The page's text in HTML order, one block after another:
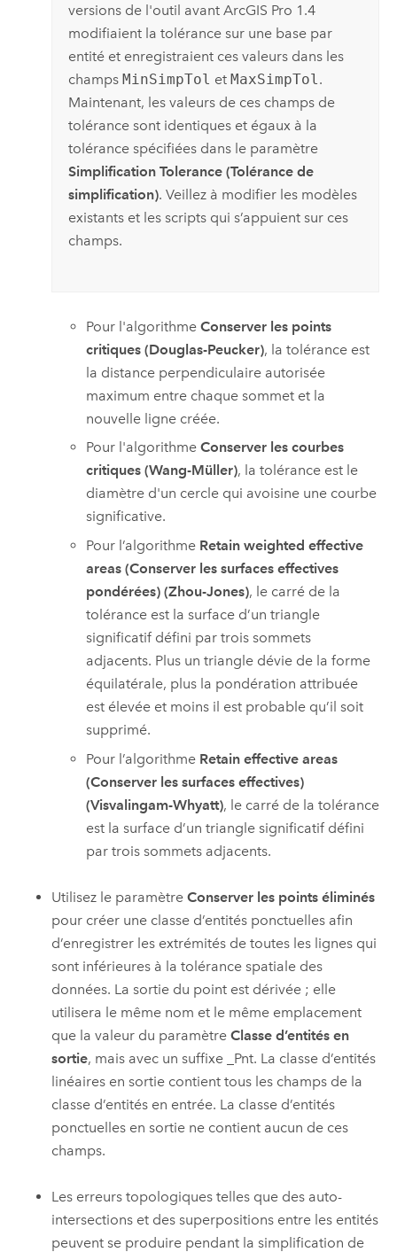
versions de l'outil avant ArcGIS Pro 1.4
modifiaient la tolérance sur une base par
entité et enregistraient ces valeurs dans les
champs MinSimpTol et MaxSimpTol.
Maintenant, les valeurs de ces champs de
tolérance sont identiques et égaux à la
tolérance spécifiées dans le paramètre
Simplification Tolerance (Tolérance de
simplification). Veillez à modifier les modèles
existants et les scripts qui s’appuient sur ces
champs.
Pour l'algorithmeConserver les points
critiques (Douglas-Peucker), la tolérance est
la distance perpendiculaire autorisée
maximum entre chaque sommet et la
nouvelle ligne créée.
Pour l'algorithmeConserver les courbes
critiques (Wang-Müller), la tolérance est le
diamètre d'un cercle qui avoisine une courbe
significative.
Pour l’algorithme Retain weighted effective
areas (Conserver les surfaces effectives
pondérées) (Zhou-Jones), le carré de la
tolérance est la surface d’un triangle
significatif défini par trois sommets
adjacents. Plus un triangle dévie de la forme
équilatérale, plus la pondération attribuée
est élevée et moins il est probable qu’il soit
supprimé.
Pour l’algorithme Retain effective areas
(Conserver les surfaces effectives)
(Visvalingam-Whyatt), le carré de la tolérance
est la surface d’un triangle significatif défini
par trois sommets adjacents.
Utilisez le paramètreConserver les points éliminés
pour créer une classe d’entités ponctuelles afin
d’enregistrer les extrémités de toutes les lignes qui
sont inférieures à la tolérance spatiale des
données. La sortie du point est dérivée ; elle
utilisera le même nom et le même emplacement
que la valeur du paramètreClasse d’entités en
sortie, mais avec un suffixe _Pnt. La classe d’entités
linéaires en sortie contient tous les champs de la
classe d’entités en entrée. La classe d’entités
ponctuelles en sortie ne contient aucun de ces
champs.
Les erreurs topologiques telles que des auto-
intersections et des superpositions entre les entités
peuvent se produire pendant la simplification de